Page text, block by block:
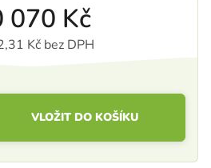
070 Kč
Kč bez DPH
VLOŽIT DO KOŠÍKU